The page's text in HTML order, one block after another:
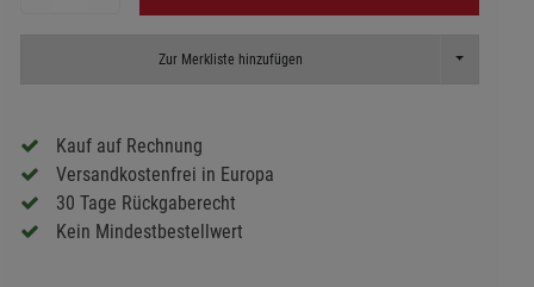
Zur Merkliste hinzufügen Toggle
Kauf auf Rechnung
Versandkostenfrei in Europa
30 Tage Rückgaberecht
Kein Mindestbestellwert